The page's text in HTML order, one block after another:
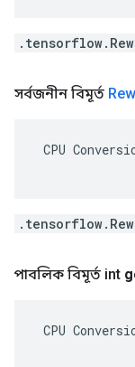
সর্বজনীন বিমূর্ত
CPU
পাবলিক বিমূর্ত int
CPU